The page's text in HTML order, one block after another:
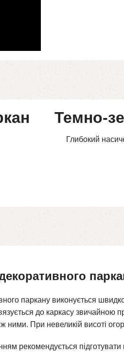
Темно-
Глибокий
паркану виконується
до каркасу звичайною
ними. При невеликій висоті
рекомендується підготувати